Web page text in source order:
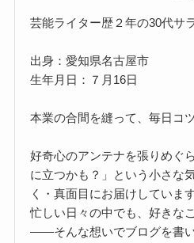
芸能ライター歴２年の30代サ
出身：愛知県名古屋市
生年月日：７月16日
本業の合間を縫って、毎日コ
好奇心のアンテナを張りめぐ
に立つかも？」という小さな
く・真面目にお届けしています
忙しい日々の中でも、好きな
——そんな想いでブログを書い